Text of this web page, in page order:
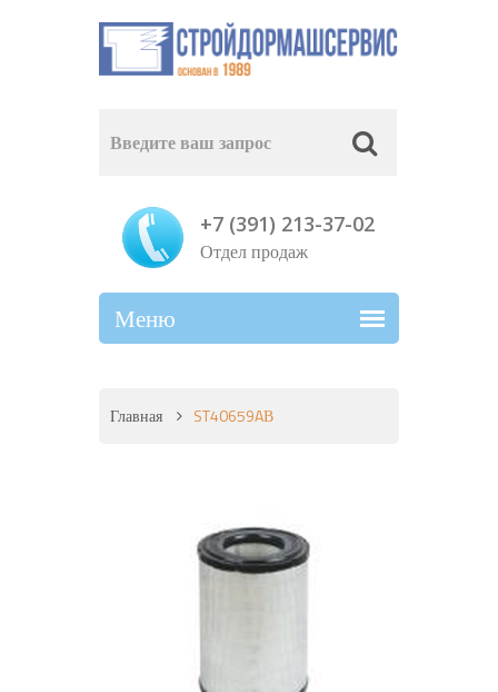
+7 (391) 213-37-02
Отдел продаж
Главная ST40659AВ